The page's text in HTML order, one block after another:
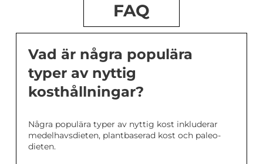
FAQ
Vad är några populära
typer av nyttig
kosthållningar?
Några populära typer av nyttig kost inkluderar
medelhavsdieten, plantbaserad kost och paleo-
dieten.